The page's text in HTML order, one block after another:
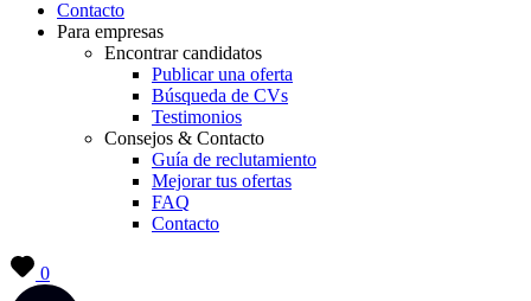
Contacto
Para empresas
Encontrar candidatos
Publicar una oferta
Búsqueda de CVs
Testimonios
Consejos & Contacto
Guía de reclutamiento
Mejorar tus ofertas
FAQ
Contacto
0